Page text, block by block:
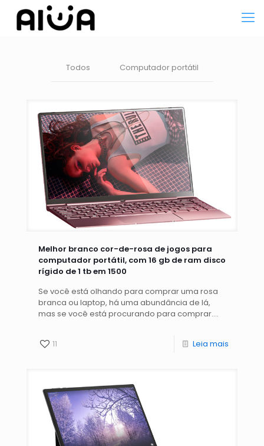
Todos Computador portátil
Melhor branco cor-de-rosa de jogos para
computador portátil, com 16 gb de ram disco
rígido de 1 tb em 1500
Se você está olhando para comprar uma rosa
branca ou laptop, há uma abundância de lá,
mas se você está procurando para comprar....
11 Leia mais